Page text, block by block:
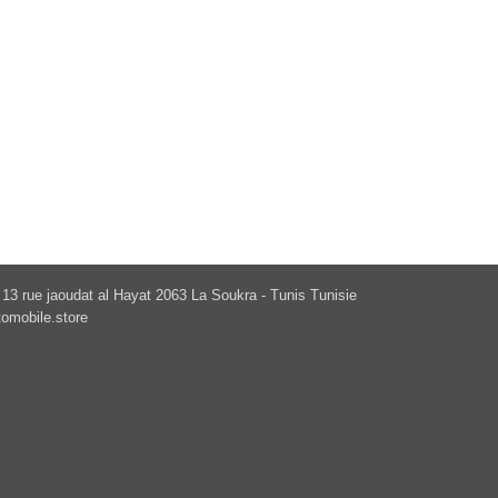
rue jaoudat al Hayat 2063 La Soukra - Tunis Tunisie